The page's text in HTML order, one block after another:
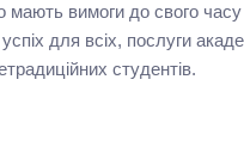
вимоги до свого часу
для всіх, послуги
студентів.